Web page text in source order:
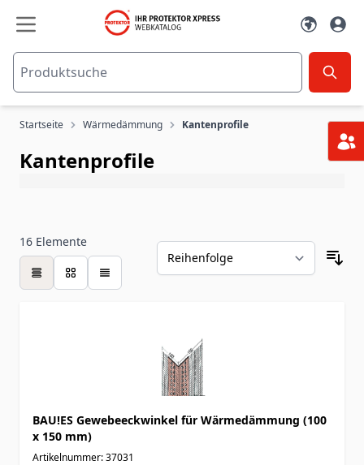
Zum Inhalt springen
Startseite Wärmedämmung Kantenprofile
Kantenprofile
16 Elemente
Tabelle
BAU!ES Gewebeeckwinkel für Wärmedämmung (100
x 150 mm)
Artikelnummer: 37031